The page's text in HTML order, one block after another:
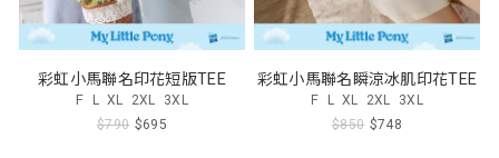
彩虹小馬聯名印花短版TEE
F L XL 2XL 3XL
$790 $695
彩虹小馬聯名瞬涼冰肌印花TEE
F L XL 2XL 3XL
$850 $748